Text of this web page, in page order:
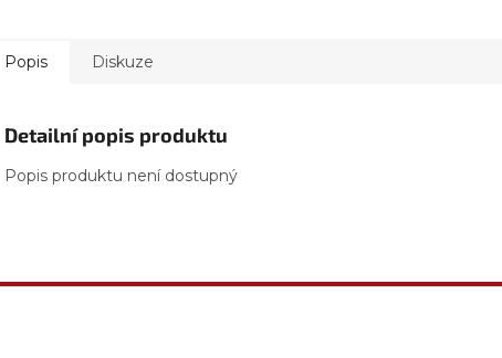
Popis Diskuze
Detailní popis produktu
Popis produktu není dostupný